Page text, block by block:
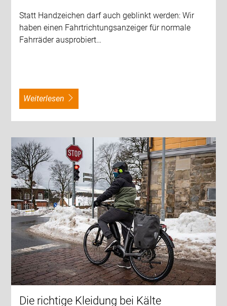
Statt Handzeichen darf auch geblinkt werden: Wir
haben einen Fahrtrichtungsanzeiger für normale
Fahrräder ausprobiert…
weiterlesen
Die richtige Kleidung bei Kälte